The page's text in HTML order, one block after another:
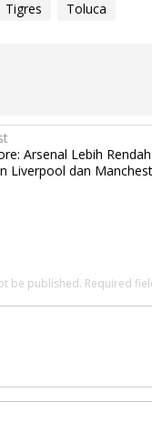
Tigres Toluca
Arsenal Lebih Rendah
Liverpool dan
be published. Required